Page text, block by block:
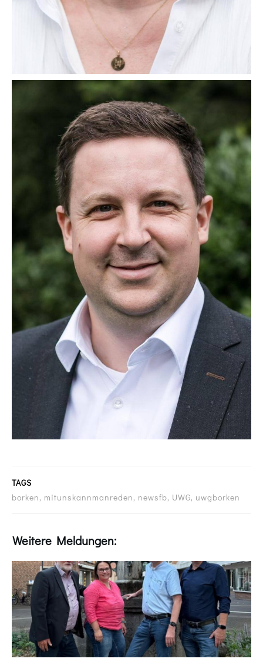
TAGS
borken, mitunskannmanreden, newsfb, UWG, uwgborken
Weitere Meldungen: